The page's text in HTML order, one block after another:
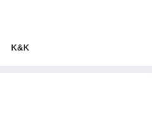
K&K